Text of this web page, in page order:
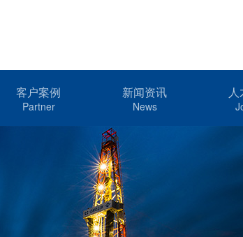
客户案例
Partner
新闻资讯
News